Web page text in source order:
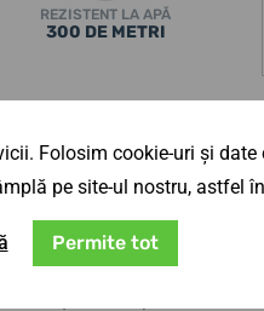
REZISTENT LA APĂ
300 DE METRI
Cu toate
purtarea de zi
525 (bazată pe
pe oră și
Folosim cookie-uri și
pe site-ul nostru, astfel
Permite tot